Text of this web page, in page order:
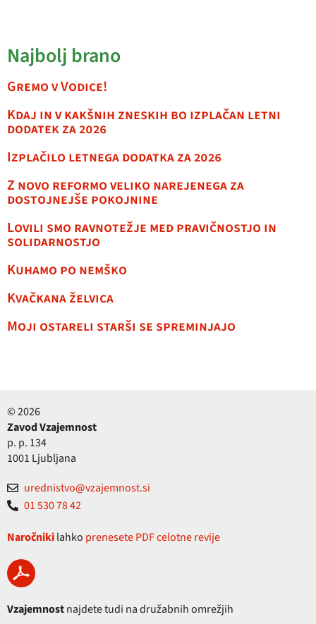
Najbolj brano
Gremo v Vodice!
Kdaj in v kakšnih zneskih bo izplačan letni
dodatek za 2026
Izplačilo letnega dodatka za 2026
Z novo reformo veliko narejenega za
dostojnejše pokojnine
Lovili smo ravnotežje med pravičnostjo in
solidarnostjo
Kuhamo po nemško
Kvačkana želvica
Moji ostareli starši se spreminjajo
© 2026
Zavod Vzajemnost
p. p. 134
1001 Ljubljana
urednistvo@vzajemnost.si
01 530 78 42
Naročnikilahko prenesete PDF celotne revije
Vzajemnostnajdete tudi na družabnih omrežjih